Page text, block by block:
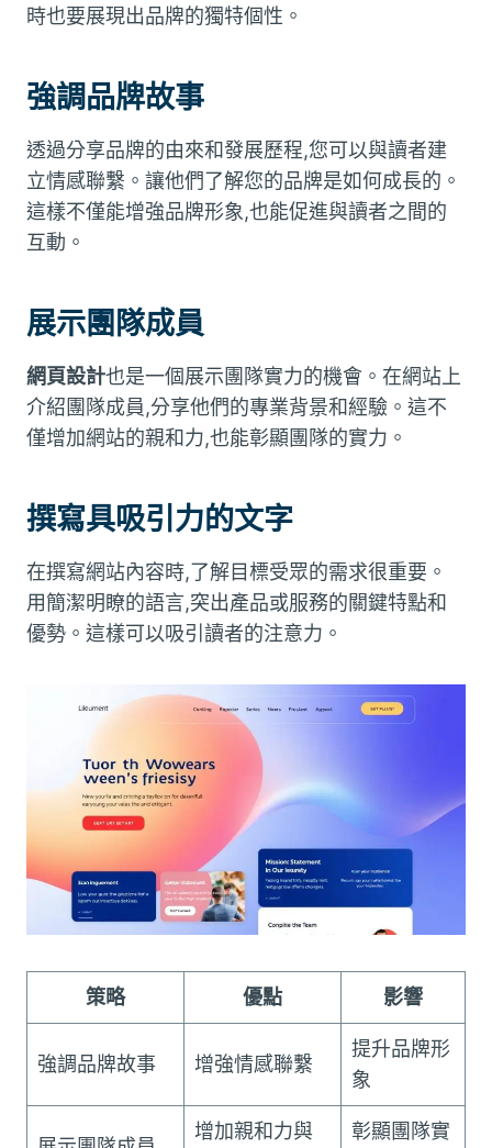
時也要展現出品牌的獨特個性。
強調品牌故事
透過分享品牌的由來和發展歷程,您可以與讀者建
立情感聯繫。讓他們了解您的品牌是如何成長的。
這樣不僅能增強品牌形象,也能促進與讀者之間的
互動。
展示團隊成員
網頁設計也是一個展示團隊實力的機會。在網站上
介紹團隊成員,分享他們的專業背景和經驗。這不
僅增加網站的親和力,也能彰顯團隊的實力。
撰寫具吸引力的文字
在撰寫網站內容時,了解目標受眾的需求很重要。
用簡潔明瞭的語言,突出產品或服務的關鍵特點和
優勢。這樣可以吸引讀者的注意力。
策略 優點 影響
強調品牌故事 增強情感聯繫
提升品牌形
象
增加親和力與 彰顯團隊實